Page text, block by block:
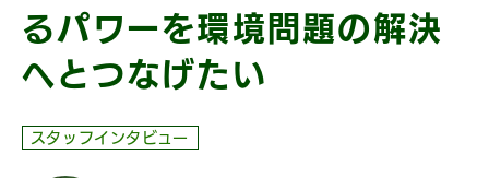
るパワーを環境問題の解決
へとつなげたい
スタッフインタビュー